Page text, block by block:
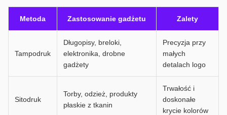
Metoda Zastosowanie gadżetu Zalety
Tampodruk
Długopisy, breloki,
elektronika, drobne
gadżety
Precyzja przy
małych
detalach logo
Sitodruk
Torby, odzież, produkty
płaskie z tkanin
Trwałość i
doskonałe
krycie kolorów